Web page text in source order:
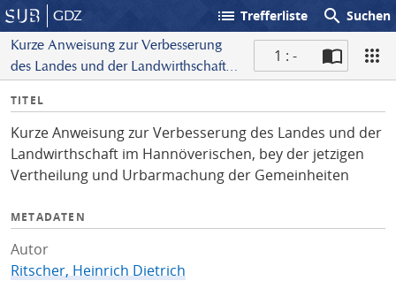
GDZ list Trefferliste search Suchen
Kurze Anweisung zur Verbesserung
des Landes und der Landwirthschaft
Vertheilung und Urbarmachung der
Gemeinheiten
1 : -
I
f
o
TITEL
Kurze Anweisung zur Verbesserung des Landes und der
Landwirthschaft im Hannöverischen, bey der jetzigen
Vertheilung und Urbarmachung der Gemeinheiten
METADATEN
Autor
Ritscher, Heinrich Dietrich